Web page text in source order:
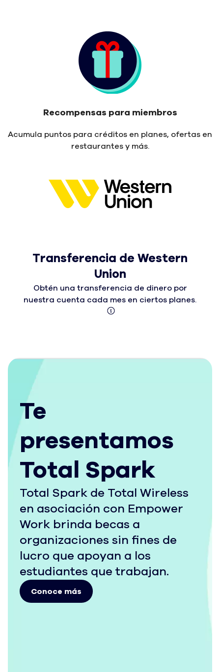
Recompensas para miembros
Acumula puntos para créditos en planes, ofertas en
restaurantes y más.
Transferencia de Western
Union
Obtén una transferencia de dinero por
nuestra cuenta cada mes en ciertos planes.
Te
presentamos
Total Spark
Total Spark de Total Wireless
en asociación con Empower
Work brinda becas a
organizaciones sin fines de
lucro que apoyan a los
estudiantes que trabajan.
Conoce más